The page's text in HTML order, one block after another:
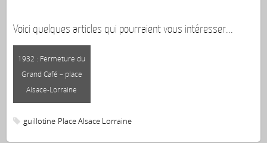
Voici quelques articles qui pourraient vous intéresser...
1932 : Fermeture du
Grand Café – place
Alsace-Lorraine
guillotine Place Alsace Lorraine